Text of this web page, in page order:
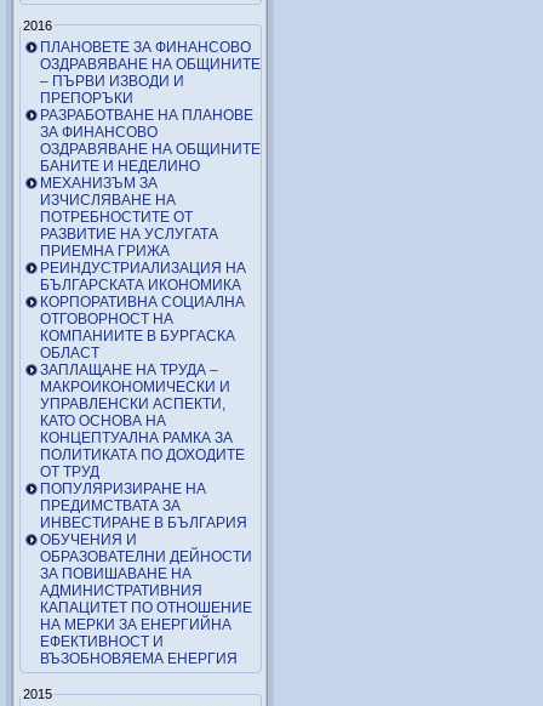
2016
ПЛАНОВЕТЕ ЗА ФИНАНСОВО
ОЗДРАВЯВАНЕ НА ОБЩИНИТЕ
– ПЪРВИ ИЗВОДИ И
ПРЕПОРЪКИ
РАЗРАБОТВАНЕ НА ПЛАНОВЕ
ЗА ФИНАНСОВО
ОЗДРАВЯВАНЕ НА ОБЩИНИТЕ
БАНИТЕ И НЕДЕЛИНО
МЕХАНИЗЪМ ЗА
ИЗЧИСЛЯВАНЕ НА
ПОТРЕБНОСТИТЕ ОТ
РАЗВИТИЕ НА УСЛУГАТА
ПРИЕМНА ГРИЖА
РЕИНДУСТРИАЛИЗАЦИЯ НА
БЪЛГАРСКАТА ИКОНОМИКА
КОРПОРАТИВНА СОЦИАЛНА
ОТГОВОРНОСТ НА
КОМПАНИИТЕ В БУРГАСКА
ОБЛАСТ
ЗАПЛАЩАНЕ НА ТРУДА –
МАКРОИКОНОМИЧЕСКИ И
УПРАВЛЕНСКИ АСПЕКТИ,
КАТО ОСНОВА НА
КОНЦЕПТУАЛНА РАМКА ЗА
ПОЛИТИКАТА ПО ДОХОДИТЕ
ОТ ТРУД
ПОПУЛЯРИЗИРАНЕ НА
ПРЕДИМСТВАТА ЗА
ИНВЕСТИРАНЕ В БЪЛГАРИЯ
ОБУЧЕНИЯ И
ОБРАЗОВАТЕЛНИ ДЕЙНОСТИ
ЗА ПОВИШАВАНЕ НА
АДМИНИСТРАТИВНИЯ
КАПАЦИТЕТ ПО ОТНОШЕНИЕ
НА МЕРКИ ЗА ЕНЕРГИЙНА
ЕФЕКТИВНОСТ И
ВЪЗОБНОВЯЕМА ЕНЕРГИЯ
2015